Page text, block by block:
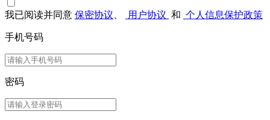
我已阅读并同意 保密协议 用户协议 和 个人信息保护政策
手机号码
密码